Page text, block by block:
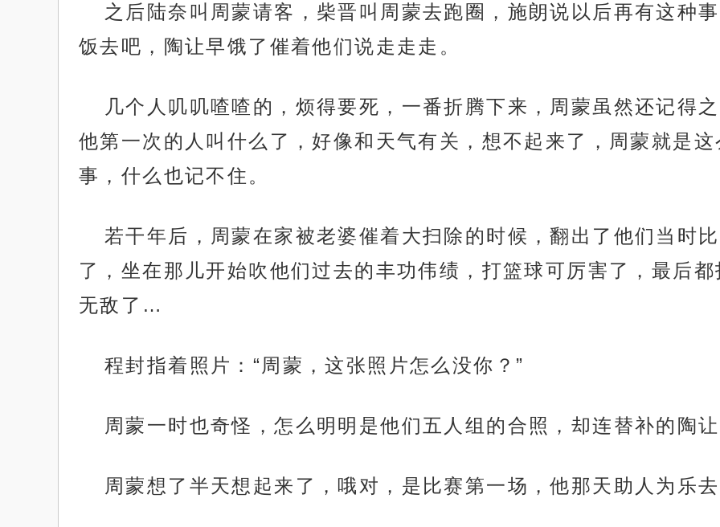
之后陆奈叫周蒙请客，柴晋叫周蒙去跑圈，施朗说以后再有这种
饭去吧，陶让早饿了催着他们说走走走。
几个人叽叽喳喳的，烦得要死，一番折腾下来，周蒙虽然还记得
他第一次的人叫什么了，好像和天气有关，想不起来了，周蒙就是
事，什么也记不住。
若干年后，周蒙在家被老婆催着大扫除的时候，翻出了他们当时
了，坐在那儿开始吹他们过去的丰功伟绩，打篮球可厉害了，最后
无敌了…
程封指着照片：“周蒙，这张照片怎么没你？”
周蒙一时也奇怪，怎么明明是他们五人组的合照，却连替补的陶
周蒙想了半天想起来了，哦对，是比赛第一场，他那天助人为乐